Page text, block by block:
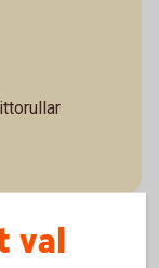
val